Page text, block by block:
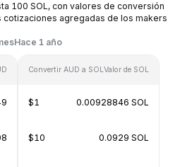
100 SOL, con valores de conversión
cotizaciones agregadas de los makers
Hace 1 año
Convertir AUD a SOLValor de SOL
$1 0.00928846 SOL
$10 0.0929 SOL